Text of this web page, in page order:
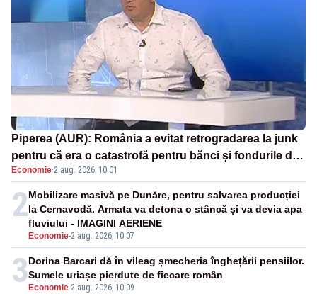
Piperea (AUR): România a evitat retrogradarea la junk
pentru că era o catastrofă pentru bănci și fondurile de
pensii
Economie·2 aug. 2026, 10:01
2
Economie-2 aug. 2026, 10:07
Mobilizare masivă pe Dunăre, pentru salvarea producției
la Cernavodă. Armata va detona o stâncă și va devia apa
fluviului - IMAGINI AERIENE
3 Economie-2 aug. 2026, 10:09
Dorina Barcari dă în vileag șmecheria înghețării pensiilor.
Sumele uriașe pierdute de fiecare român